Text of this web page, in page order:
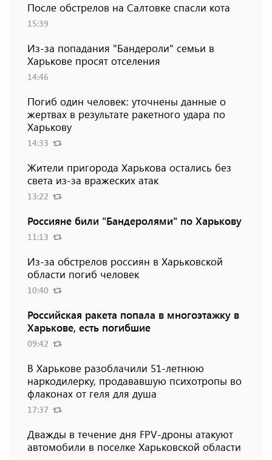
После обстрелов на Салтовке спасли кота
15:39
Из-за попадания "Бандероли" семьи в
Харькове просят отселения
14:46
Погиб один человек: уточнены данные о
жертвах в результате ракетного удара по
Харькову
14:33
Жители пригорода Харькова остались без
света из-за вражеских атак
13:22
Россияне били "Бандеролями" по Харькову
11:13
Из-за обстрелов россиян в Харьковской
области погиб человек
10:40
Российская ракета попала в многоэтажку в
Харькове, есть погибшие
09:42
В Харькове разоблачили 51-летнюю
наркодилерку, продававшую психотропы во
флаконах от геля для душа
17:37
Дважды в течение дня FPV-дроны атакуют
автомобили в поселке Харьковской области